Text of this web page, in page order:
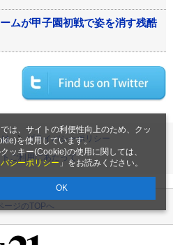
は、サイトの利便性向上のため、クッ
を使用しています。
ッキー(Cookie)の使用に関しては、
シーポリシー 」をお読みください。
OK
ムが甲子園初戦で姿を消す残酷
プライバシーポリシー
ご利用にあたって
ージのTOPへ